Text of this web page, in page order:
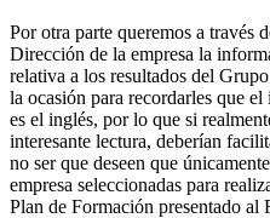
Por otra parte queremos a través
Dirección de la empresa la
relativa a los resultados del
la ocasión para recordarles que
es el inglés, por lo que si
interesante lectura, deberían
no ser que deseen que
empresa seleccionadas para
Plan de Formación presentado al